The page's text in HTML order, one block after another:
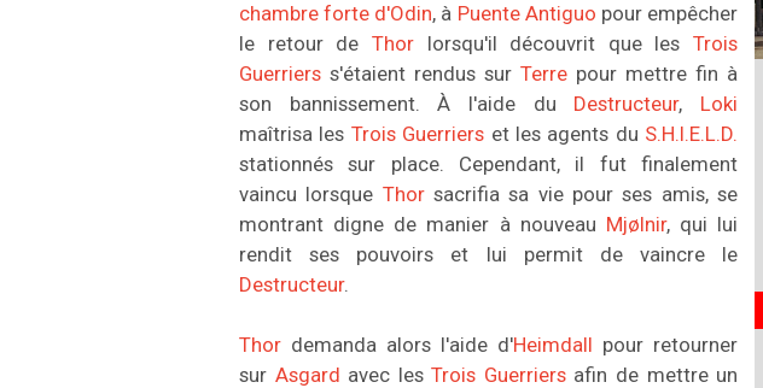
chambre forte d'Odin, à Puente Antiguo pour empêcher
le retour de Thorlorsqu'il découvrit que lesTrois
Guerriers s'étaient rendus surTerre pour mettre fin à
son bannissement. À l'aide du Destructeur, Loki
maîtrisa les Trois Guerriers et les agents du S.H.I.E.L.D.
stationnés sur place. Cependant, il fut finalement
vaincu lorsque Thorsacrifia sa vie pour ses amis, se
montrant digne de manier à nouveau Mjølnir, qui lui
rendit ses pouvoirs et lui permit de vaincre le
Destructeur.
Thor demanda alors l'aide d'Heimdall pour retourner
sur Asgard avec lesTrois Guerriersafin de mettre un